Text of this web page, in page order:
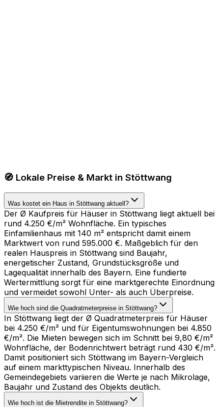
🧭 Lokale Preise & Markt in Stöttwang
Was kostet ein Haus in Stöttwang aktuell?
Der Ø Kaufpreis für Häuser in Stöttwang liegt aktuell bei
rund 4.250 €/m² Wohnfläche. Ein typisches
Einfamilienhaus mit 140 m² entspricht damit einem
Marktwert von rund 595.000 €. Maßgeblich für den
realen Hauspreis in Stöttwang sind Baujahr,
energetischer Zustand, Grundstücksgröße und
Lagequalität innerhalb des Bayern. Eine fundierte
Wertermittlung sorgt für eine marktgerechte Einordnung
und vermeidet sowohl Unter- als auch Überpreise.
Wie hoch sind die Quadratmeterpreise in Stöttwang?
In Stöttwang liegt der Ø Quadratmeterpreis für Häuser
bei 4.250 €/m² und für Eigentumswohnungen bei 4.850
€/m². Die Mieten bewegen sich im Schnitt bei 9,80 €/m²
Wohnfläche, der Bodenrichtwert beträgt rund 430 €/m².
Damit positioniert sich Stöttwang im Bayern-Vergleich
auf einem markttypischen Niveau. Innerhalb des
Gemeindegebiets variieren die Werte je nach Mikrolage,
Baujahr und Zustand des Objekts deutlich.
Wie hoch ist die Mietrendite in Stöttwang?